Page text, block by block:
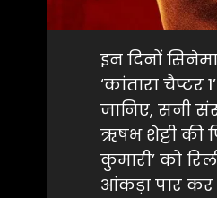
इन दिनों
‘कांतारा
जानिए, सनी
ऋषभ शेट्टी की
कुमारी’ को
आंकड़ा पार कर